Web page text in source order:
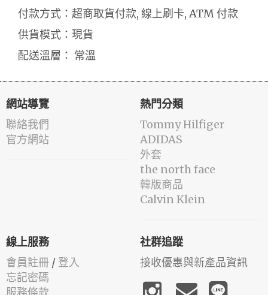
付款方式：超商取貨付款, 線上刷卡, ATM 付款
供貨模式：現貨
配送溫層： 常溫
網站導覽
聯絡我們
官方網站
熱門分類
Tommy Hilfiger
ADIDAS
外套
the north face
韓版商品
Calvin Klein
線上服務
會員註冊 / 登入
忘記密碼
社群追蹤
接收優惠與新產品資訊